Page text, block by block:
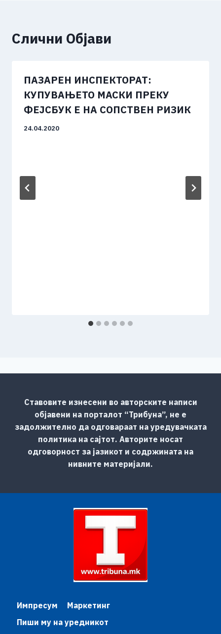
Слични Објави
ПАЗАРЕН ИНСПЕКТОРАТ:
КУПУВАЊЕТО МАСКИ ПРЕКУ
ФЕЈСБУК Е НА СОПСТВЕН РИЗИК
24.04.2020
Ставовите изнесени во авторските написи
објавени на порталот “Трибуна”, не е
задолжително да одговараат на уредувачката
политика на сајтот. Авторите носат
одговорност за јазикот и содржината на
нивните материјали.
Импресум
Маркетинг
Пиши му на уредникот